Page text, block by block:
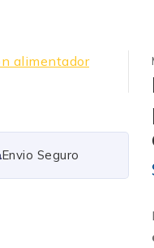
Free Shipping